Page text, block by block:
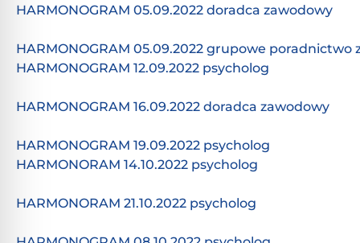
HARMONOGRAM 05.09.2022 doradca zawodowy
HARMONOGRAM 05.09.2022 grupowe poradnictwo
HARMONOGRAM 12.09.2022 psycholog
HARMONOGRAM 16.09.2022 doradca zawodowy
HARMONOGRAM 19.09.2022 psycholog
HARMONORAM 14.10.2022 psycholog
HARMONORAM 21.10.2022 psycholog